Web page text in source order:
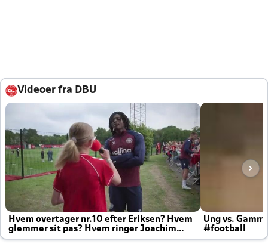
Videoer fra DBU
Hvem overtager nr.10 efter Eriksen? Hvem
glemmer sit pas? Hvem ringer Joachim
altid til efter kampe?
Ung vs.
#football